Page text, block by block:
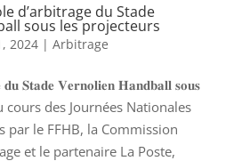
d’arbitrage du Stade
sous les projecteurs
2024| Arbitrage
𝐝𝐮 𝐒𝐭𝐚𝐝𝐞 𝐕𝐞𝐫𝐧𝐨𝐥𝐢𝐞𝐧 𝐇𝐚𝐧𝐝𝐛𝐚𝐥𝐥 𝐬𝐨𝐮𝐬
cours des Journées Nationales
par le FFHB, la Commission
et le partenaire La Poste,